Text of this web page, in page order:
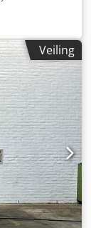
het bed-
1.500 mm,
bed: 500
Afstand
mm
Dodpfx
h): 3.700 ×
kg
markering
Veiling